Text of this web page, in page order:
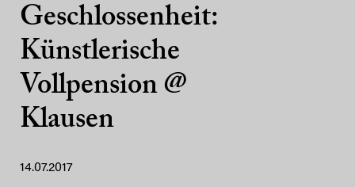
Geschlossenheit:
Künstlerische
Vollpension @
Klausen
14.07.2017